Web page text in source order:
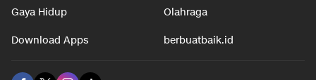
Gaya Hidup Olahraga
Download Apps berbuatbaik.id